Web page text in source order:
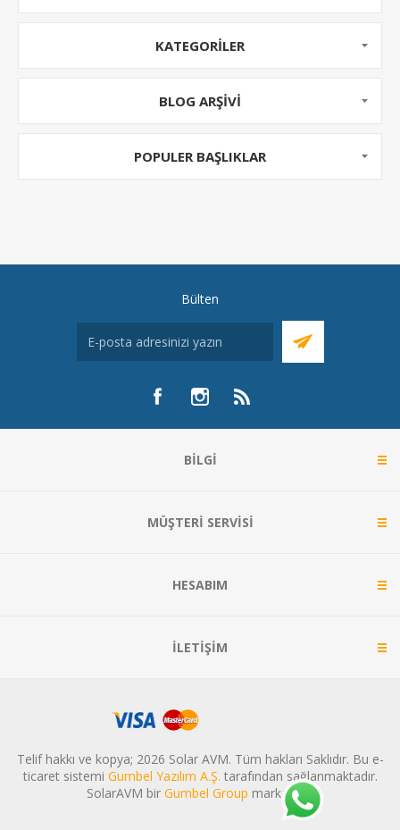
KATEGORILER
BLOG ARŞIVI
POPULER BAŞLIKLAR
Bülten
BILGI
MÜŞTERI SERVISI
HESABIM
İLETIŞIM
Telif hakkı ve kopya; 2026 Solar AVM. Tüm hakları Saklıdır. Bu e-
ticaret sistemi Gumbel Yazılım A.Ş. tarafından sağlanmaktadır.
SolarAVM bir Gumbel Group markasıdır.